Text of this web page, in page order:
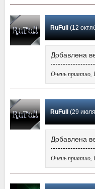
RuFull (12
Добавлена
Очень приятно,
RuFull (29 июля
Добавлена
Очень приятно,